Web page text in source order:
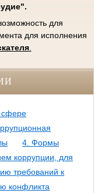
для
для исполнения
.
сфере
4. Формы
коррупции, для
требований к
конфликта